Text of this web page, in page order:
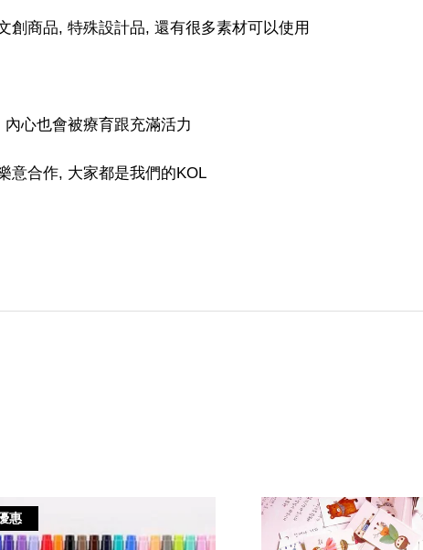
創商品, 特殊設計品, 還有很多素材可以使用
心也會被療育跟充滿活力
意合作, 大家都是我們的KOL
惠